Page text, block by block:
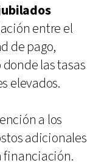
entre el
de pago,
las tasas
elevados.
a los
adicionales
financiación.